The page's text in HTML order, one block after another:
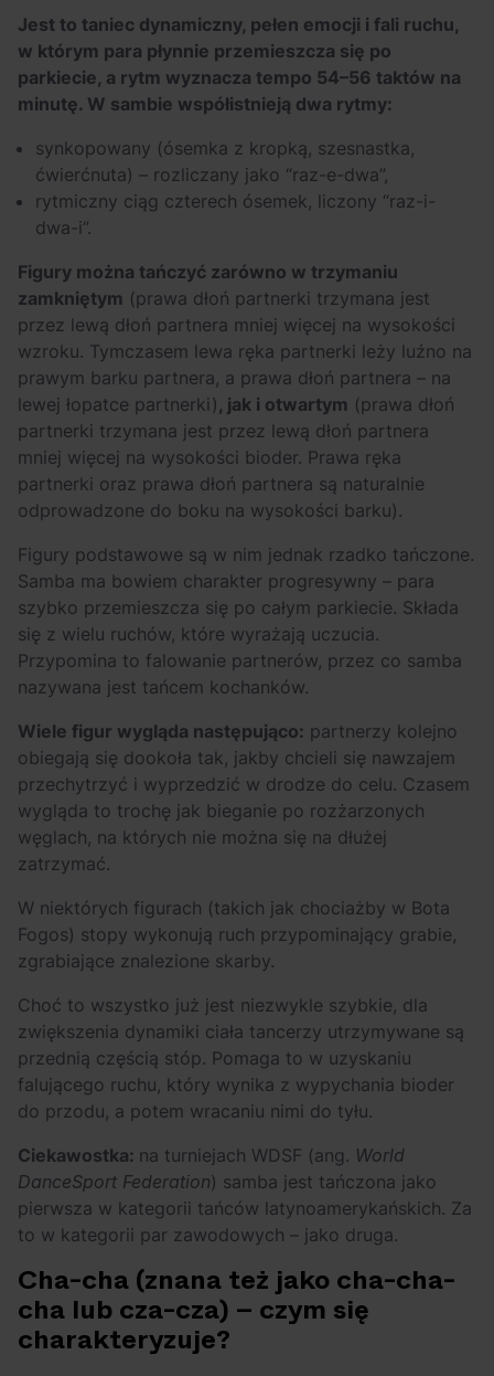
Jest to taniec dynamiczny, pełen emocji i fali ruchu,
w którym para płynnie przemieszcza się po
parkiecie, a rytm wyznacza tempo 54–56 taktów na
minutę. W sambie współistnieją dwa rytmy:
synkopowany (ósemka z kropką, szesnastka,
ćwierćnuta) – rozliczany jako “raz-e-dwa”,
rytmiczny ciąg czterech ósemek, liczony “raz-i-
dwa-i”.
Figury można tańczyć zarówno w trzymaniu
zamkniętym (prawa dłoń partnerki trzymana jest
przez lewą dłoń partnera mniej więcej na wysokości
wzroku. Tymczasem lewa ręka partnerki leży luźno na
prawym barku partnera, a prawa dłoń partnera – na
lewej łopatce partnerki) , jak i otwartym (prawa dłoń
partnerki trzymana jest przez lewą dłoń partnera
mniej więcej na wysokości bioder. Prawa ręka
partnerki oraz prawa dłoń partnera są naturalnie
odprowadzone do boku na wysokości barku).
Figury podstawowe są w nim jednak rzadko tańczone.
Samba ma bowiem charakter progresywny – para
szybko przemieszcza się po całym parkiecie. Składa
się z wielu ruchów, które wyrażają uczucia.
Przypomina to falowanie partnerów, przez co samba
nazywana jest tańcem kochanków.
Wiele figur wygląda następująco: partnerzy kolejno
obiegają się dookoła tak, jakby chcieli się nawzajem
przechytrzyć i wyprzedzić w drodze do celu. Czasem
wygląda to trochę jak bieganie po rozżarzonych
węglach, na których nie można się na dłużej
zatrzymać.
W niektórych figurach (takich jak chociażby w Bota
Fogos) stopy wykonują ruch przypominający grabie,
zgrabiające znalezione skarby.
Choć to wszystko już jest niezwykle szybkie, dla
zwiększenia dynamiki ciała tancerzy utrzymywane są
przednią częścią stóp. Pomaga to w uzyskaniu
falującego ruchu, który wynika z wypychania bioder
do przodu, a potem wracaniu nimi do tyłu.
Ciekawostka: na turniejach WDSF (ang. World
DanceSport Federation) samba jest tańczona jako
pierwsza w kategorii tańców latynoamerykańskich. Za
to w kategorii par zawodowych – jako druga.
Cha-cha (znana też jako cha-cha-
cha lub cza-cza) – czym się
charakteryzuje?